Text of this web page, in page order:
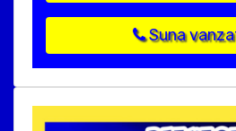
Suna